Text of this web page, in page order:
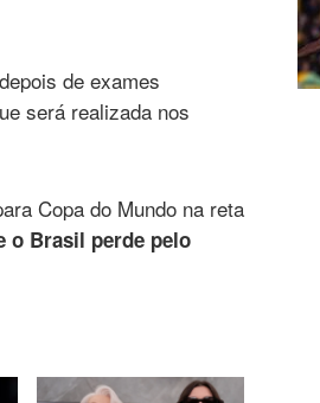
de exames
será realizada nos
Copa do Mundo na reta
o Brasil perde pelo